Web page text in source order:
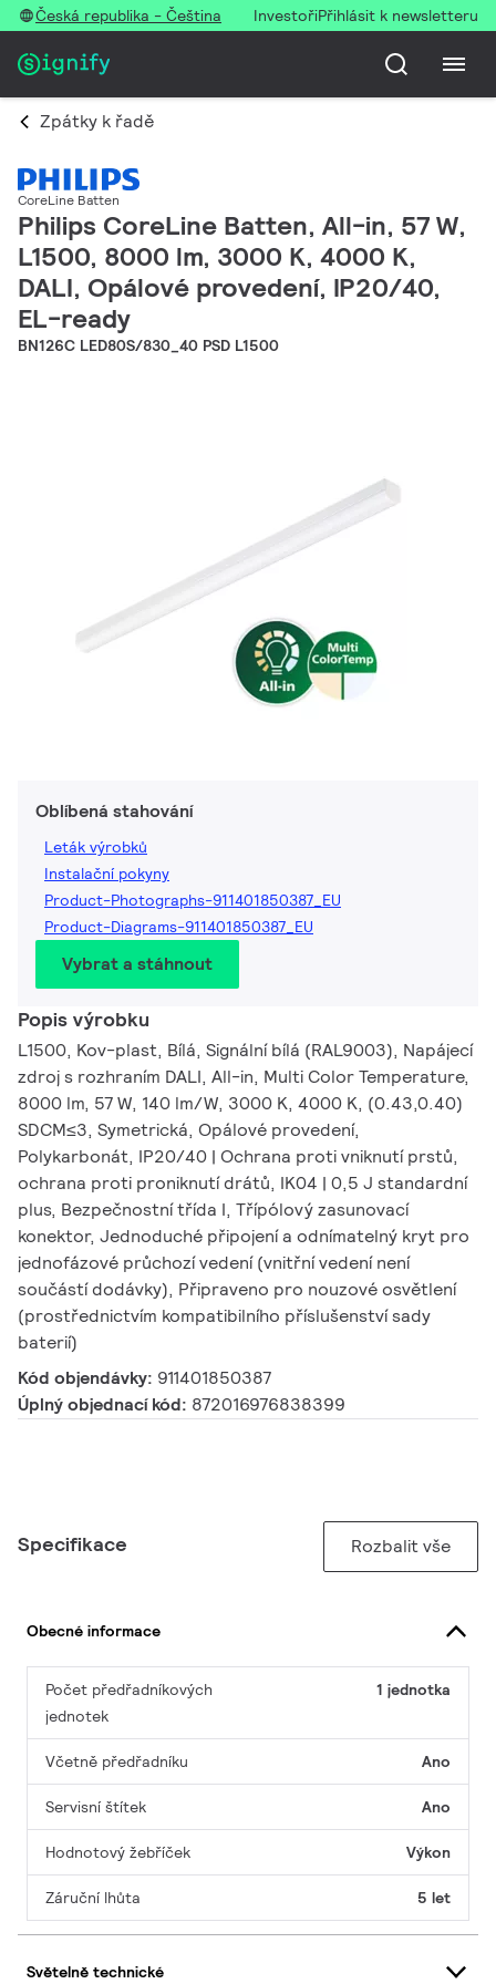
Česká republika - Čeština InvestořiPřihlásit k newsletteru
Zpátky k řadě
CoreLine Batten
Philips CoreLine Batten, All-in, 57 W,
L1500, 8000 lm, 3000 K, 4000 K,
DALI, Opálové provedení, IP20/40,
EL-ready
BN126C LED80S/830_40 PSD L1500
Oblíbená stahování
Leták výrobků
Instalační pokyny
Product-Photographs-911401850387_EU
Product-Diagrams-911401850387_EU
Vybrat a stáhnout
Popis výrobku
L1500, Kov-plast, Bílá, Signální bílá (RAL9003), Napájecí
zdroj s rozhraním DALI, All-in, Multi Color Temperature,
8000 lm, 57 W, 140 lm/W, 3000 K, 4000 K, (0.43,0.40)
SDCM≤3, Symetrická, Opálové provedení,
Polykarbonát, IP20/40 | Ochrana proti vniknutí prstů,
ochrana proti proniknutí drátů, IK04 | 0,5 J standardní
plus, Bezpečnostní třída I, Třípólový zasunovací
konektor, Jednoduché připojení a odnímatelný kryt pro
jednofázové průchozí vedení (vnitřní vedení není
součástí dodávky), Připraveno pro nouzové osvětlení
(prostřednictvím kompatibilního příslušenství sady
baterií)
Kód objendávky: 911401850387
Úplný objednací kód: 872016976838399
Specifikace Rozbalit vše
Obecné informace
Počet předřadníkových
jednotek
1 jednotka
Včetně předřadníku Ano
Servisní štítek Ano
Hodnotový žebříček Výkon
Záruční lhůta 5 let
Světelně technické